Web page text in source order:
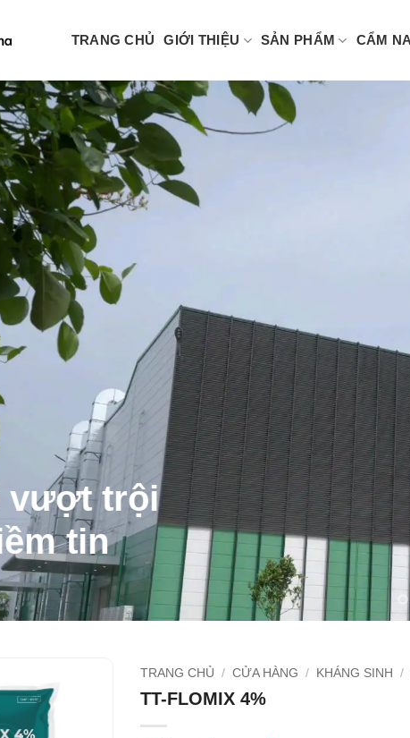
TRANG CHỦ GIỚI THIỆU SẢN PHẨM CẨM
vượt trội
tin
TRANG CHỦ / CỬA HÀNG / KHÁNG SINH /
TT-FLOMIX 4%